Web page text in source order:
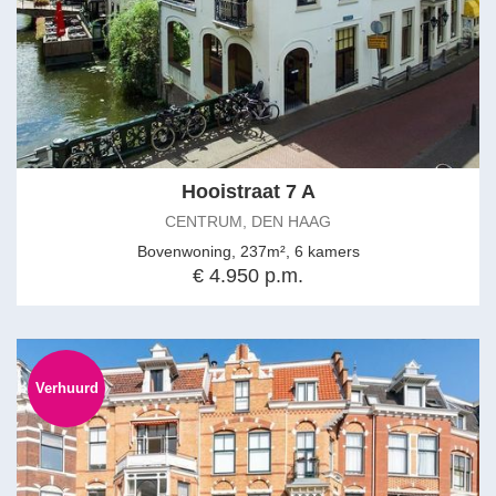
addition, several international organizations, embassies, and
international schools are within walking and cycling distance,
making this location particularly attractive.
Layout
Ground Floor
Entrance at street level through a beautiful and wide original front
stroller, as well as the meter cupboard. Through elegant draft
doors, you enter the impressive hallway featuring a stunning
ornamental wall panel and a practical storage cupboard beneath
First Floor
Spacious landing with magnificent ornamental wall panels.
Hallway with an original washbasin, separate toilet, and a
multifunctional family/guest/study room at the rear. At the front is
a small library with built-in cabinetry and access to the generous
Hooistraat 7 A
CENTRUM, DEN HAAG
Bovenwoning, 237m², 6 kamers
€ 4.950 p.m.
Verhuurd